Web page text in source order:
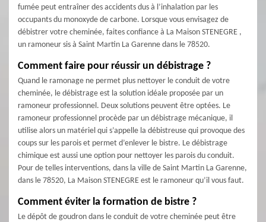
fumée peut entraîner des accidents dus à l’inhalation par les
occupants du monoxyde de carbone. Lorsque vous envisagez de
débistrer votre cheminée, faites confiance à La Maison STENEGRE ,
un ramoneur sis à Saint Martin La Garenne dans le 78520.
Comment faire pour réussir un débistrage ?
Quand le ramonage ne permet plus nettoyer le conduit de votre
cheminée, le débistrage est la solution idéale proposée par un
ramoneur professionnel. Deux solutions peuvent être optées. Le
ramoneur professionnel procède par un débistrage mécanique, il
utilise alors un matériel qui s’appelle la débistreuse qui provoque des
coups sur les parois et permet d’enlever le bistre. Le débistrage
chimique est aussi une option pour nettoyer les parois du conduit.
Pour de telles interventions, dans la ville de Saint Martin La Garenne,
dans le 78520, La Maison STENEGRE est le ramoneur qu’il vous faut.
Comment éviter la formation de bistre ?
Le dépôt de goudron dans le conduit de votre cheminée peut être